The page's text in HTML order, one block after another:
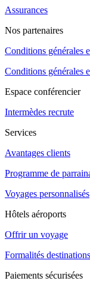
Assurances
Nos partenaires
Conditions générales
Conditions générales
Espace conférencier
Intermèdes recrute
Services
Avantages clients
Programme de
Voyages personnalisés
Hôtels aéroports
Offrir un voyage
Formalités destinations
Paiements sécurisées